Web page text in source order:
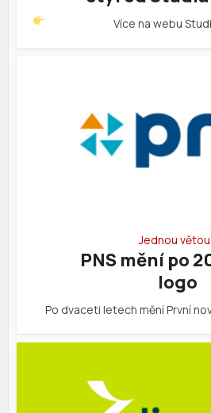
Více na webu
Jednou větou…
PNS mění po
logo
Po dvaceti letech mění První